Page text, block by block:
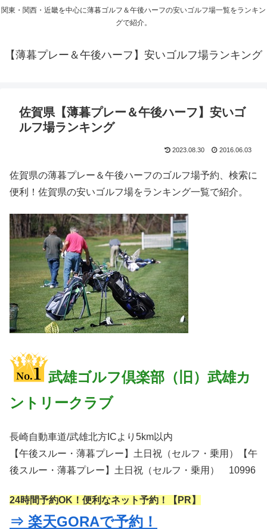
関東・関西・近畿を中心に薄暮ゴルフ＆午後ハーフの安いゴルフ場一覧をランキン
グで紹介。
【薄暮プレー＆午後ハーフ】安いゴルフ場ランキング
佐賀県【薄暮プレー＆午後ハーフ】安いゴ
ルフ場ランキング
2023.08.30 2016.06.03
佐賀県の薄暮プレー＆午後ハーフのゴルフ場予約、検索に
便利！佐賀県の安いゴルフ場をランキング一覧で紹介。
武雄ゴルフ倶楽部（旧）武雄カ
ントリークラブ
長崎自動車道/武雄北方ICより5km以内
【午後スルー・薄暮プレー】土日祝（セルフ・乗用）【午
後スルー・薄暮プレー】土日祝（セルフ・乗用） 10996
24時間予約OK！便利なネット予約！【PR】
⇒ 楽天GORAで予約！